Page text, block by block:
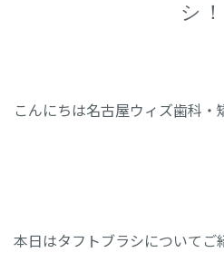
シ！
こんにちは名古屋ウィズ歯科・
本日はタフトブラシについて